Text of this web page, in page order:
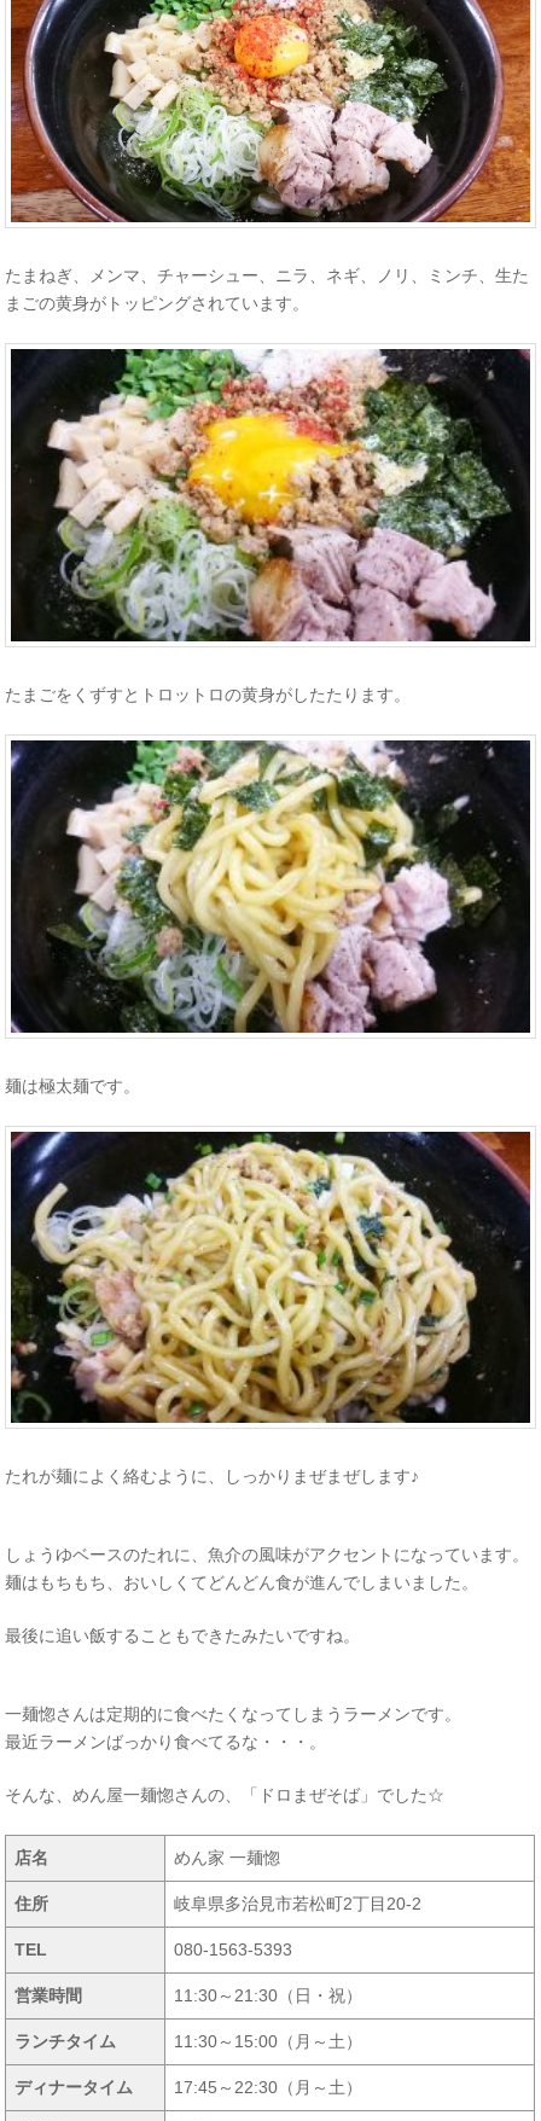
たまねぎ、メンマ、チャーシュー、ニラ、ネギ、ノリ、ミンチ、生た
まごの黄身がトッピングされています。
たまごをくずすとトロットロの黄身がしたたります。
麺は極太麺です。
たれが麺によく絡むように、しっかりまぜまぜします♪
しょうゆベースのたれに、魚介の風味がアクセントになっています。
麺はもちもち、おいしくてどんどん食が進んでしまいました。
最後に追い飯することもできたみたいですね。
一麺惚さんは定期的に食べたくなってしまうラーメンです。
最近ラーメンばっかり食べてるな・・・。
そんな、めん屋一麺惚さんの、「ドロまぜそば」でした☆
店名 めん家 一麺惚
住所 岐阜県多治見市若松町2丁目20-2
TEL 080-1563-5393
営業時間 11:30～21:30（日・祝）
ランチタイム 11:30～15:00（月～土）
ディナータイム 17:45～22:30（月～土）